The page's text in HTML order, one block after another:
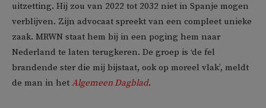
uitzetting. Hij zou van 2022 tot 2032 niet in Spanje mogen
verblijven. Zijn advocaat spreekt van een compleet unieke
zaak. MRWN staat hem bij in een poging hem naar
Nederland te laten terugkeren. De groep is ‘de fel
brandende ster die mij bijstaat, ook op moreel vlak’, meldt
de man in het Algemeen Dagblad.